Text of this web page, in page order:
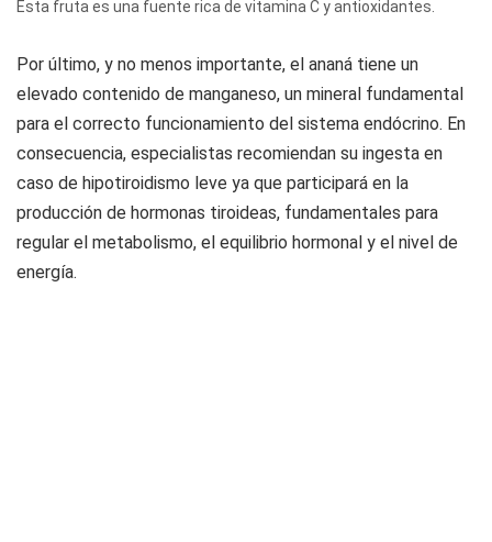
Esta fruta es una fuente rica de vitamina C y antioxidantes.
Por último, y no menos importante, el ananá tiene un
elevado contenido de manganeso, un mineral fundamental
para el correcto funcionamiento del sistema endócrino. En
consecuencia, especialistas recomiendan su ingesta en
caso de hipotiroidismo leve ya que participará en la
producción de hormonas tiroideas, fundamentales para
regular el metabolismo, el equilibrio hormonal y el nivel de
energía.